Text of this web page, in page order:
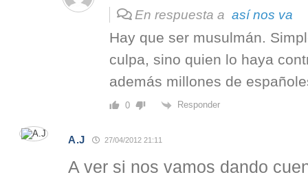
En respuesta a así nos va
Hay que ser musulmán.
culpa, sino quien lo haya
además millones de
0 Responder
A.J 27/04/2012 21:11
A ver si nos vamos dando